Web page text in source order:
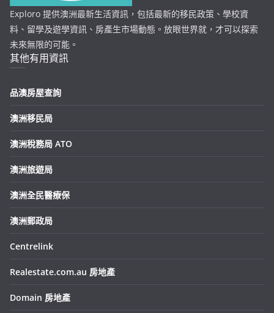
Exploro 提供澳洲最新生活資訊，包括最新的移民政策、學校資
料、留學及遊學資訊、房產生市場動態。放眼世界就，才可以探索
未來無限的可能。
其他有用資訊
品澳房屋查詢
澳洲移民局
澳洲稅務局 ATO
澳洲旅遊局
澳洲全民醫療保
澳洲郵政局
Centrelink
Realestate.com.au 房地產
Domain 房地產